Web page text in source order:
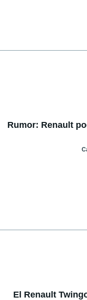
Rumor: Renault
El Renault